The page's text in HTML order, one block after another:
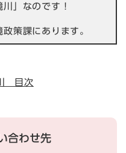
」なのです！
策課にあります。
目次
合わせ先